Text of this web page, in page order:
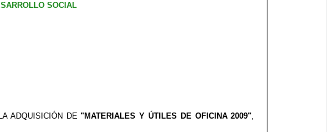
SOCIAL
ADQUISICIÓN DE"MATERIALES Y ÚTILES DE OFICINA 2009",